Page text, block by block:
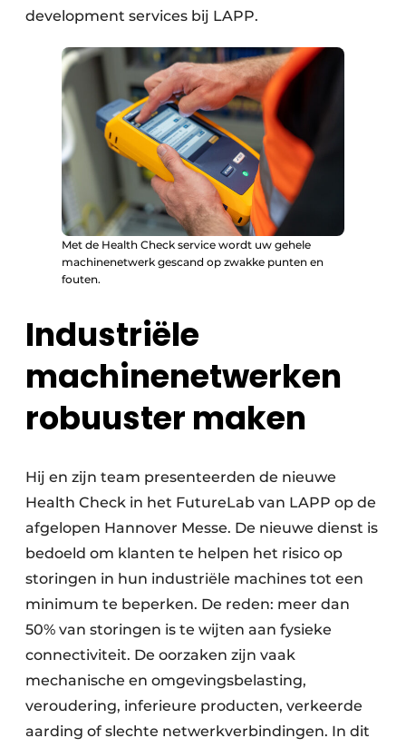
development services bij LAPP.
Met de Health Check service wordt uw gehele
machinenetwerk gescand op zwakke punten en
fouten.
Industriële
machinenetwerken
robuuster maken
Hij en zijn team presenteerden de nieuwe
Health Check in het FutureLab van LAPP op de
afgelopen Hannover Messe. De nieuwe dienst is
bedoeld om klanten te helpen het risico op
storingen in hun industriële machines tot een
minimum te beperken. De reden: meer dan
50% van storingen is te wijten aan fysieke
connectiviteit. De oorzaken zijn vaak
mechanische en omgevingsbelasting,
veroudering, inferieure producten, verkeerde
aarding of slechte netwerkverbindingen. In dit